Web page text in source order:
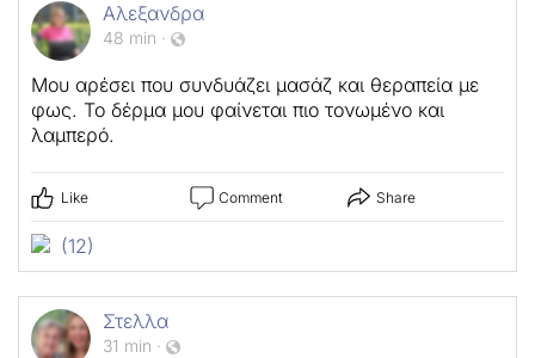
Αλεξανδρα
48 min ·
Μου αρέσει που συνδυάζει μασάζ και θεραπεία με
φως. Το δέρμα μου φαίνεται πιο τονωμένο και
λαμπερό.
Like Comment Share
(12)
Στελλα
31 min ·